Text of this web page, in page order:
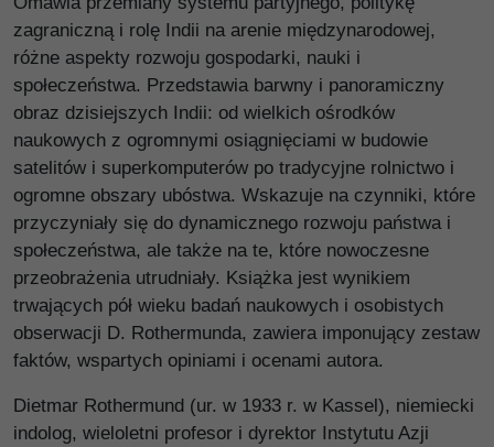
zagraniczną i rolę Indii na arenie międzynarodowej,
różne aspekty rozwoju gospodarki, nauki i
społeczeństwa. Przedstawia barwny i panoramiczny
obraz dzisiejszych Indii: od wielkich ośrodków
naukowych z ogromnymi osiągnięciami w budowie
satelitów i superkomputerów po tradycyjne rolnictwo i
ogromne obszary ubóstwa. Wskazuje na czynniki, które
przyczyniały się do dynamicznego rozwoju państwa i
społeczeństwa, ale także na te, które nowoczesne
przeobrażenia utrudniały. Książka jest wynikiem
trwających pół wieku badań naukowych i osobistych
obserwacji D. Rothermunda, zawiera imponujący zestaw
faktów, wspartych opiniami i ocenami autora.
Dietmar Rothermund (ur. w 1933 r. w Kassel), niemiecki
indolog, wieloletni profesor i dyrektor Instytutu Azji